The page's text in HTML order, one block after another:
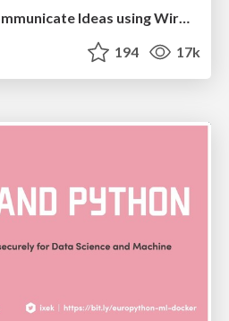
Easily Structure & Communicate Ideas using Wireframe
194 17k